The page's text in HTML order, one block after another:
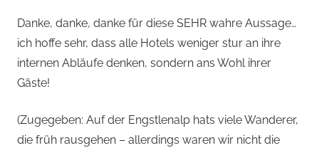
Danke, danke, danke für diese SEHR wahre Aussage…
ich hoffe sehr, dass alle Hotels weniger stur an ihre
internen Abläufe denken, sondern ans Wohl ihrer
Gäste!
(Zugegeben: Auf der Engstlenalp hats viele Wanderer,
die früh rausgehen – allerdings waren wir nicht die